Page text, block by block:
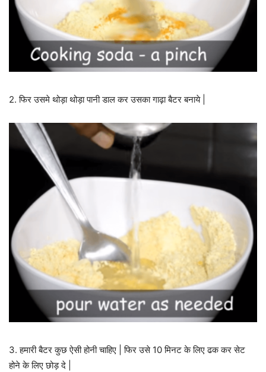
2. फिर उसमे थोड़ा थोड़ा पानी डाल कर उसका गाढ़ा बैटर बनाये |
3. हमारी बैटर कुछ ऐसी होनी चाहिए | फिर उसे 10 मिनट के लिए ढक कर सेट
होने के लिए छोड़ दे |